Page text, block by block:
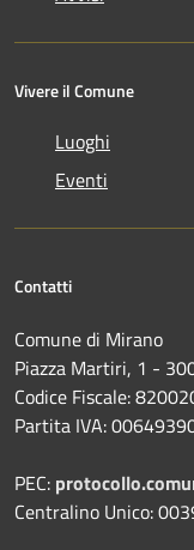
Vivere il Comune
Luoghi
Eventi
Contatti
Comune di Mirano
Piazza Martiri, 1 -
Codice Fiscale:
Partita IVA:
PEC:
Centralino Unico: